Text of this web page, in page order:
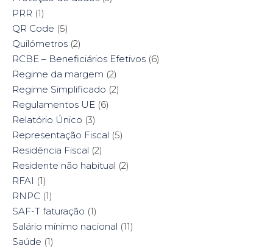
PRR (1)
QR Code (5)
Quilómetros (2)
RCBE – Beneficiários Efetivos (6)
Regime da margem (2)
Regime Simplificado (2)
Regulamentos UE (6)
Relatório Único (3)
Representação Fiscal (5)
Residência Fiscal (2)
Residente não habitual (2)
RFAI (1)
RNPC (1)
SAF-T faturação (1)
Salário mínimo nacional (11)
Saúde (1)